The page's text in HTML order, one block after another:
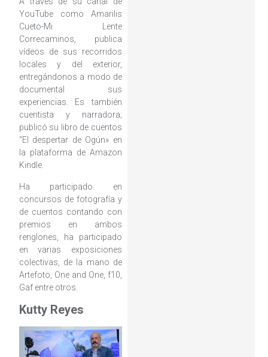
YouTube como Amarilis
Cueto-Mi Lente
Correcaminos, publica
vídeos de sus recorridos
locales y del exterior,
entregándonos a modo de
documental sus
experiencias. Es también
cuentista y narradora;
publicó su libro de cuentos
“El despertar de Ogún» en
la plataforma de Amazon
Kindle.
Ha participado en
concursos de fotografía y
de cuentos contando con
premios en ambos
renglones, ha participado
en varias exposiciones
colectivas, de la mano de
Artefoto, One and One, f10,
Gaf entre otros.
Kutty Reyes